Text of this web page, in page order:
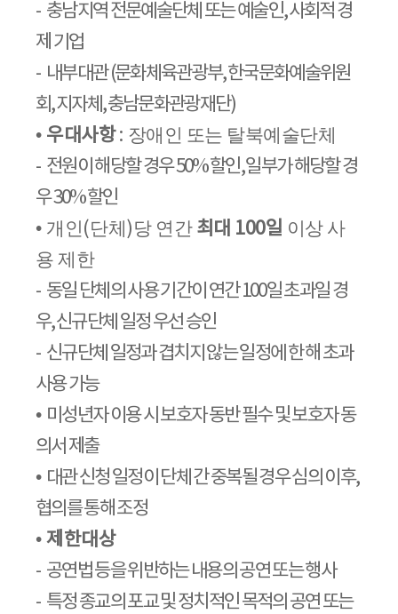
- 충남지역 전문예술단체 또는 예술인,사회적 경
제 기업
- 내부대관(문화체육관광부,한국문화예술위원
회,지자체 ,충남문화관광재단)
• 우대사항 : 장애인 또는 탈북예술단체
- 전원이 해당할 경우50%할인,일부가 해당할 경
우30%할인
• 개인(단체)당 연간 최대 100일 이상 사
용 제한
- 동일 단체의 사용 기간이 연간100일 초과일 경
우,신규단체 일정 우선 승인
- 신규단체 일정과 겹치지 않는 일정에 한 해 초과
사용 가능
• 미성년자 이용 시 보호자 동반 필수 및 보호자 동
의서 제출
• 대관 신청 일정이 단체 간 중복될 경우 심의 이후,
협의를 통해 조정
• 제한대상
- 공연법 등을 위반하는 내용의 공연 또는 행사
- 특정 종교의 포교 및 정치적인 목적의 공연 또는